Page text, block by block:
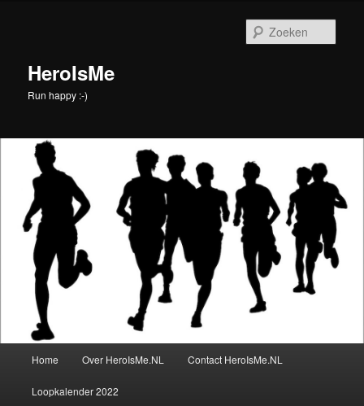
inhoudHeroIsMe
Run happy :-)
Home Over HeroIsMe.NL Contact HeroIsMe.NL
Loopkalender 2022